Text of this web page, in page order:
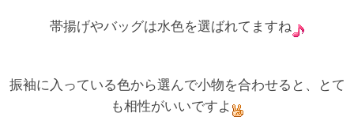
帯揚げやバッグは水色を選ばれてますね
振袖に入っている色から選んで小物を合わせると、とて
も相性がいいですよ